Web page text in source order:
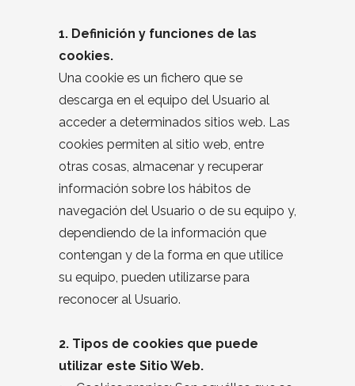
1. Definición y funciones de las
cookies.
Una cookie es un fichero que se
descarga en el equipo del Usuario al
acceder a determinados sitios web. Las
cookies permiten al sitio web, entre
otras cosas, almacenar y recuperar
información sobre los hábitos de
navegación del Usuario o de su equipo y,
dependiendo de la información que
contengan y de la forma en que utilice
su equipo, pueden utilizarse para
reconocer al Usuario.
2. Tipos de cookies que puede
utilizar este Sitio Web.